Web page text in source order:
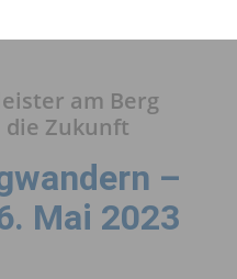
am Berg
die Zukunft
–
Mai 2023